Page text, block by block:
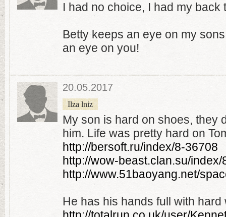
I had no choice, I had my back
Betty keeps an eye on my
an eye on you!
20.05.2017
Ilza lniz
My son is hard on shoes,
him. Life was pretty hard on
http://bersoft.ru/index/8-36708
http://wow-beast.clan.su/index/
http://www.51baoyang.net/
He has his hands full with hard